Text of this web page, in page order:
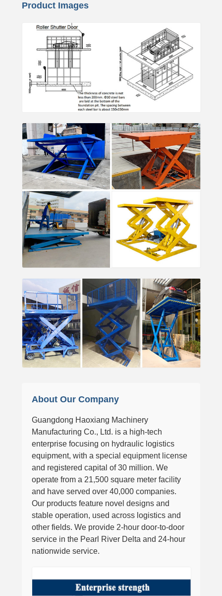
Product Images
About Our Company
Guangdong Haoxiang Machinery
Manufacturing Co., Ltd. is a high-tech
enterprise focusing on hydraulic logistics
equipment, with a special equipment license
and registered capital of 30 million. We
operate from a 21,500 square meter facility
and have served over 40,000 companies.
Our products feature novel designs and
stable operation, used across logistics and
other fields. We provide 2-hour door-to-door
service in the Pearl River Delta and 24-hour
nationwide service.